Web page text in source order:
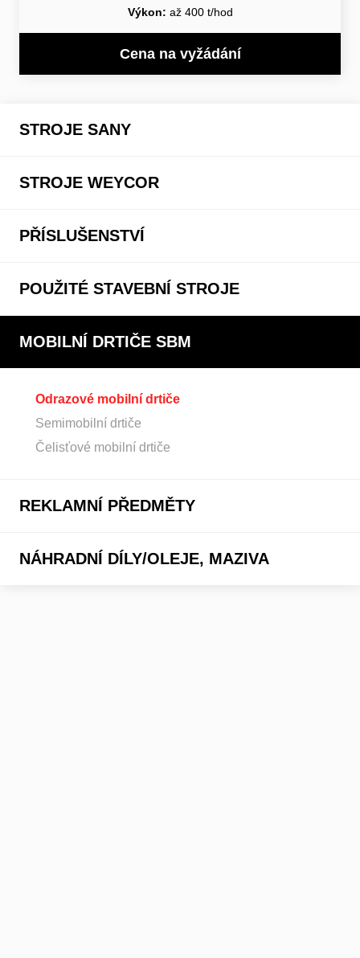
Výkon: až 400 t/hod
Cena na vyžádání
STROJE SANY
STROJE WEYCOR
PŘÍSLUŠENSTVÍ
POUŽITÉ STAVEBNÍ STROJE
MOBILNÍ DRTIČE SBM
Odrazové mobilní drtiče
Semimobilní drtiče
Čelisťové mobilní drtiče
REKLAMNÍ PŘEDMĚTY
NÁHRADNÍ DÍLY/OLEJE, MAZIVA